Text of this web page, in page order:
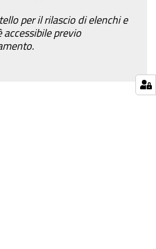
per il rilascio di elenchi e
accessibile previo